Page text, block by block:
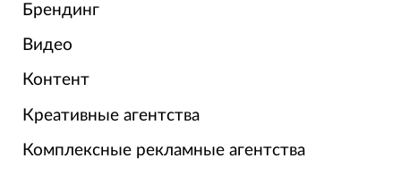
Брендинг
Видео
Контент
Креативные агентства
Комплексные рекламные агентства